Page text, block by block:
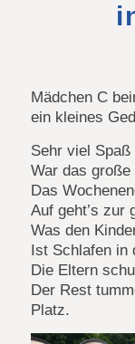
Mädchen C
ein kleines
Sehr viel Spaß
War das große
Das
Auf geht’s zur
Was den
Ist Schlafen in
Die Eltern
Der Rest
Platz.